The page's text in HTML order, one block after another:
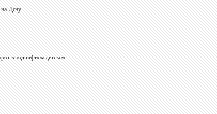
на-Дону
в подшефном детском